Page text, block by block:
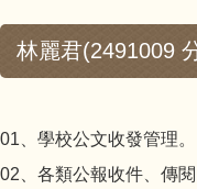
教導處
輔導室
林麗君(2491009
01、學校公文收發管理。
02、各類公報收件、傳